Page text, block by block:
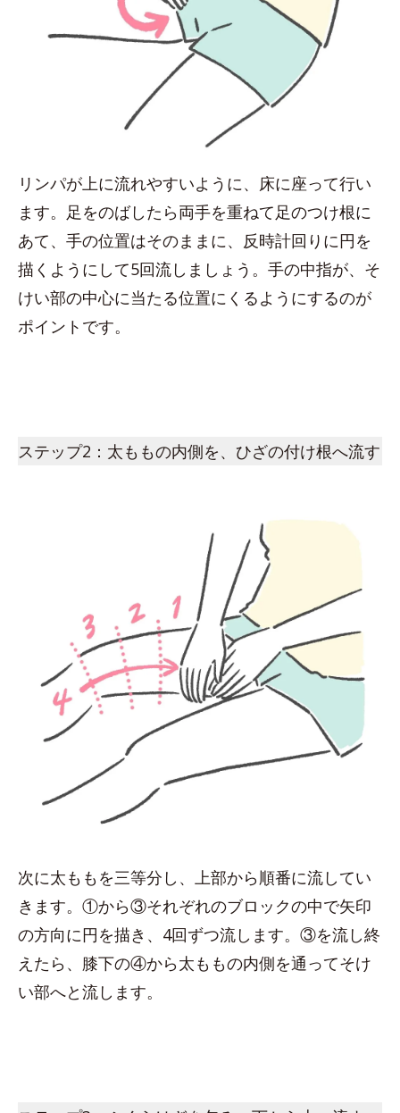
リンパが上に流れやすいように、床に座って行い
ます。足をのばしたら両手を重ねて足のつけ根に
あて、手の位置はそのままに、反時計回りに円を
描くようにして5回流しましょう。手の中指が、そ
けい部の中心に当たる位置にくるようにするのが
ポイントです。
ステップ2：太ももの内側を、ひざの付け根へ流す
次に太ももを三等分し、上部から順番に流してい
きます。①から③それぞれのブロックの中で矢印
の方向に円を描き、4回ずつ流します。③を流し終
えたら、膝下の④から太ももの内側を通ってそけ
い部へと流します。